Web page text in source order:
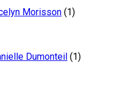
Morisson (1)
Dumonteil (1)